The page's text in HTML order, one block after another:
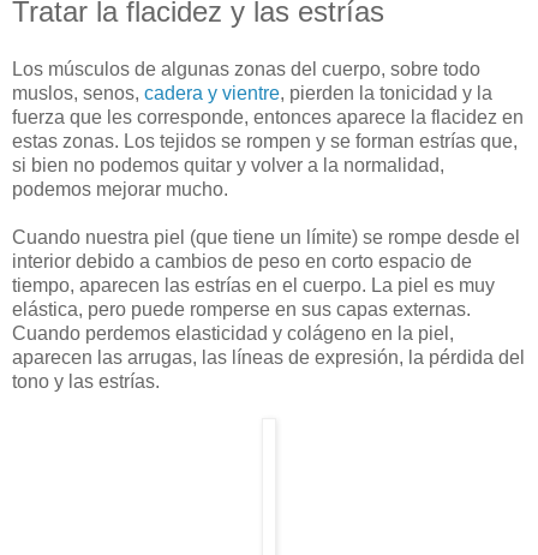
Tratar la flacidez y las estrías
Los músculos de algunas zonas del cuerpo, sobre todo
muslos, senos, cadera y vientre, pierden la tonicidad y la
fuerza que les corresponde, entonces aparece la flacidez en
estas zonas. Los tejidos se rompen y se forman estrías que,
si bien no podemos quitar y volver a la normalidad,
podemos mejorar mucho.
Cuando nuestra piel (que tiene un límite) se rompe desde el
interior debido a cambios de peso en corto espacio de
tiempo, aparecen las estrías en el cuerpo. La piel es muy
elástica, pero puede romperse en sus capas externas.
Cuando perdemos elasticidad y colágeno en la piel,
aparecen las arrugas, las líneas de expresión, la pérdida del
tono y las estrías.